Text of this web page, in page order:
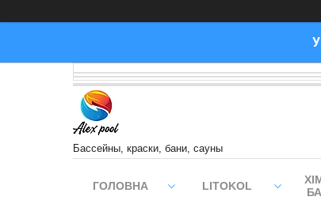
Бассейны, краски, бани, сауны
ГОЛОВНА LITOKOL